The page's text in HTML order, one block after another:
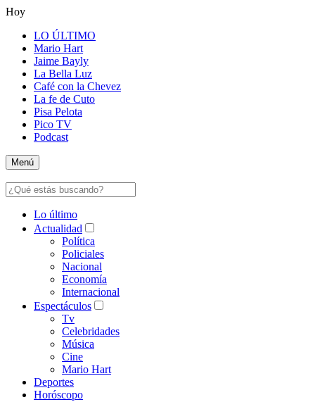
Hoy
LO ÚLTIMO
Mario Hart
Jaime Bayly
La Bella Luz
Café con la Chevez
La fe de Cuto
Pisa Pelota
Pico TV
Podcast
Menú
Lo último
Actualidad
Política
Policiales
Nacional
Economía
Internacional
Espectáculos
Tv
Celebridades
Música
Cine
Mario Hart
Deportes
Horóscopo